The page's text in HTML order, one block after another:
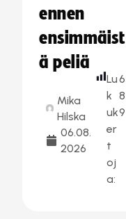
ennen
ensimmäist
ä peliä
Mika
Hilska
06.08.
2026
Lu
k
uk
er
t
oj
a:
6
8
9